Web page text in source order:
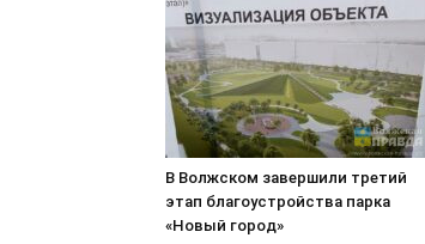
В Волжском завершили третий
этап благоустройства парка
«Новый город»